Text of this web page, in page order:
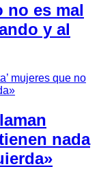
no es mal
y al
nada